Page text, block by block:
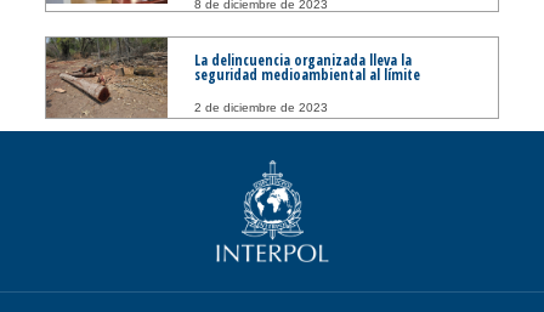
8 de diciembre de 2023
La delincuencia organizada lleva la
seguridad medioambiental al límite
2 de diciembre de 2023